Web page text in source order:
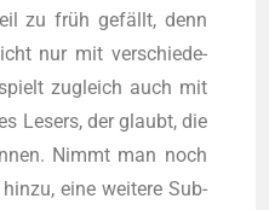
zu früh gefällt, denn
nur mit ver­schie­de­
zugleich auch mit
Lesers, der glaubt, die
Nimmt man noch
eine wei­te­re Sub­